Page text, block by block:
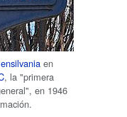
en
, la "primera
en 1946